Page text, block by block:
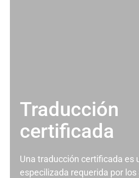
Traducción
certificada
Una traducción certificada es
especilizada requerida por los